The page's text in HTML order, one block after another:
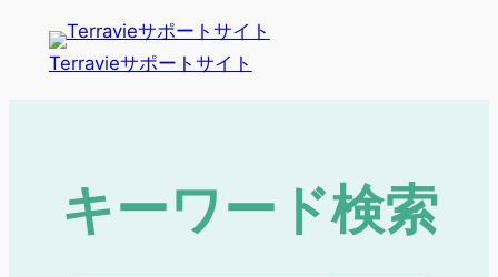
Terravieサポートサイト
キーワード検索